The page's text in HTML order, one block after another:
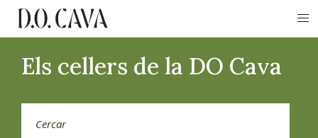
Els cellers de la DO Cava